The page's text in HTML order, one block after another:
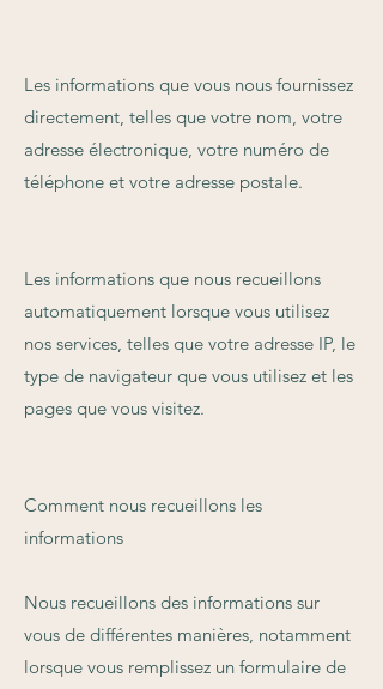
Les informations que vous nous fournissez
directement, telles que votre nom, votre
adresse électronique, votre numéro de
téléphone et votre adresse postale.
Les informations que nous recueillons
automatiquement lorsque vous utilisez
nos services, telles que votre adresse IP, le
type de navigateur que vous utilisez et les
pages que vous visitez.
Comment nous recueillons les
informations
Nous recueillons des informations sur
vous de différentes manières, notamment
lorsque vous remplissez un formulaire de